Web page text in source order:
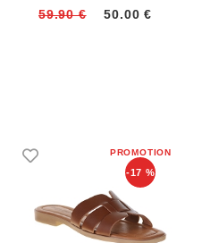
59.90 €
50.00 €
-17 %